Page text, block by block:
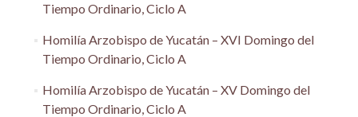
Tiempo Ordinario, Ciclo A
Homilía Arzobispo de Yucatán – XVI Domingo del
Tiempo Ordinario, Ciclo A
Homilía Arzobispo de Yucatán – XV Domingo del
Tiempo Ordinario, Ciclo A